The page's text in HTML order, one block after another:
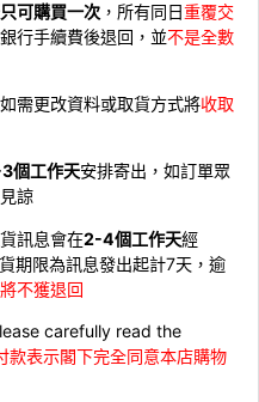
可購買一次 ，所有同日重覆交
行手續費後退回，並不是全數
需更改資料或取貨方式將收取
個工作天安排寄出，如訂單眾
諒
貨訊息會在2-4個工作天經
期限為訊息發出起計7天，逾
不獲退回
carefully read the
款表示閣下完全同意本店購物